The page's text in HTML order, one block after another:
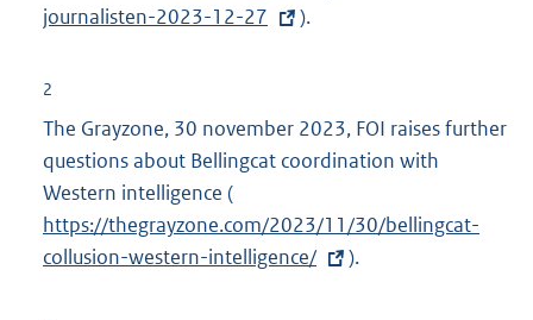
e
n
k
:
journalisten-2023-12-27
).
2
The Grayzone, 30 november 2023, FOI raises further
questions about Bellingcat coordination with
Western intelligence (
x
t
https://thegrayzone.com/2023/11/30/bellingcat-
collusion-western-intelligence/
).